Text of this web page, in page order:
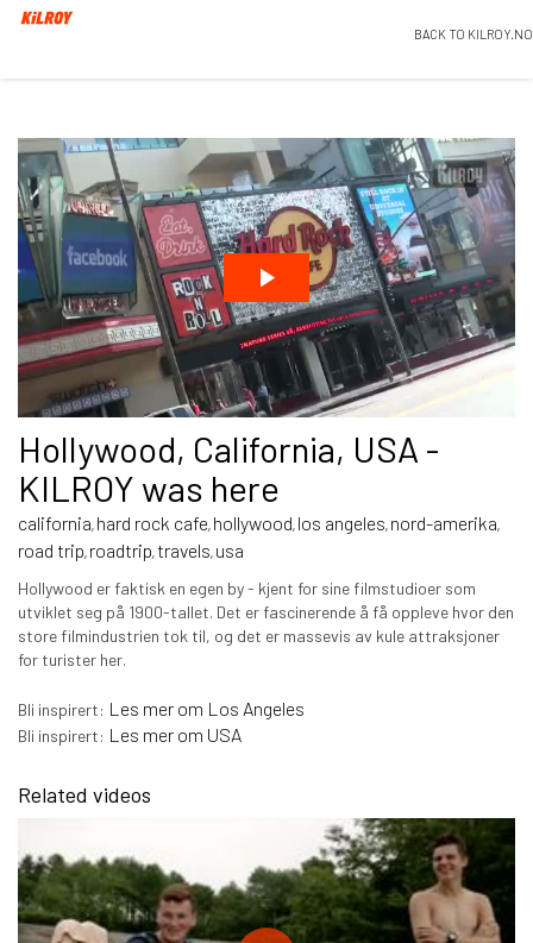
BACK TO KILROY.NO
Hollywood, California, USA -
KILROY was here
california, hard rock cafe, hollywood, los angeles, nord-amerika,
road trip, roadtrip, travels, usa
Hollywood er faktisk en egen by - kjent for sine filmstudioer som
utviklet seg på 1900-tallet. Det er fascinerende å få oppleve hvor den
store filmindustrien tok til, og det er massevis av kule attraksjoner
for turister her.
Bli inspirert: Les mer om Los Angeles
Bli inspirert: Les mer om USA
Related videos